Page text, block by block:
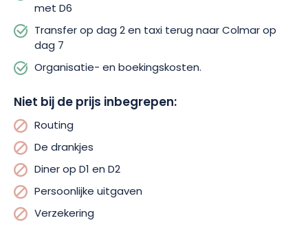
vanD3tot
Bovendien zorgt het agentschap voor je transfer
op D2, evenals taxivervoer voor je terugkeer naar
Colmar.
Je hoeft ook niet na te denken over extra
kosten voor boeking en organisatie.
alleen maar je data te boeken en te genieten van
het avontuur.
Het Grand Angle team zorgt voor de
rest!
met D6
Transfer op dag 2 en taxi terug naar Colmar op
dag 7
Organisatie- en boekingskosten.
Niet bij de prijs inbegrepen:
Routing
De drankjes
Diner op D1 en D2
Persoonlijke uitgaven
Verzekering